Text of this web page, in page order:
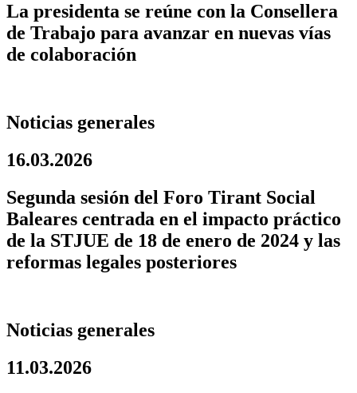
La presidenta se reúne con la Consellera
de Trabajo para avanzar en nuevas vías
de colaboración
Noticias generales
16.03.2026
Segunda sesión del Foro Tirant Social
Baleares centrada en el impacto práctico
de la STJUE de 18 de enero de 2024 y las
reformas legales posteriores
Noticias generales
11.03.2026